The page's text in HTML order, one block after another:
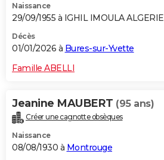
Naissance
29/09/1955 à IGHIL IMOULA ALGERIE
Décès
01/01/2026 à Bures-sur-Yvette
Famille ABELLI
Jeanine MAUBERT (95 ans)
Créer une cagnotte obsèques
Naissance
08/08/1930 à Montrouge